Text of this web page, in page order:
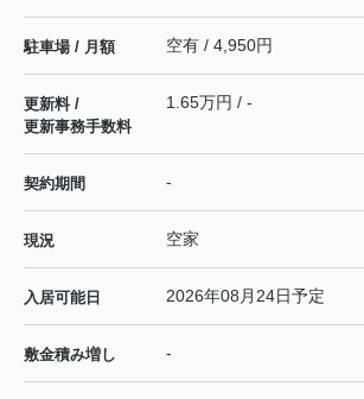
駐車場 / 月額 空有 / 4,950円
更新料 /
更新事務手数料
1.65万円 / -
契約期間 -
現況 空家
入居可能日 2026年08月24日予定
敷金積み増し -